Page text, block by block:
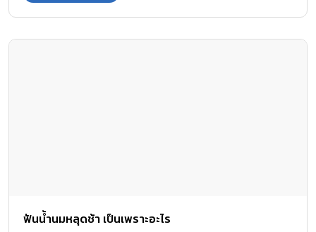
ฟันน้ำนมหลุดช้า เป็นเพราะอะไร